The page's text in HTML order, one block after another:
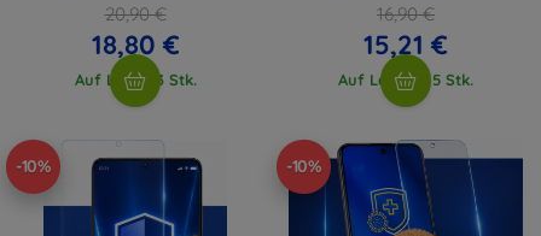
20,90 €
18,80 €
Auf Lager 3 Stk.
16,90 €
15,21 €
Auf Lager > 5 Stk.
-10% -10%